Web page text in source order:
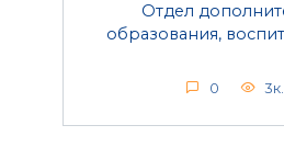
Отдел
образования,
0 3к.